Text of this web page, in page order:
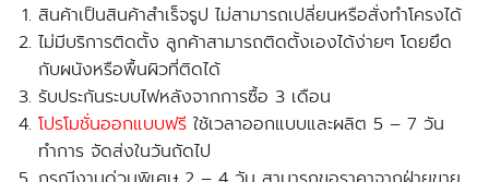
สินค้าเป็นสินค้าสำเร็จรูป ไม่สามารถเปลี่ยนหรือสั่งทำโครงได้
ไม่มีบริการติดตั้ง ลูกค้าสามารถติดตั้งเองได้ง่ายๆ โดยยึด
กับผนังหรือพื้นผิวที่ติดได้
รับประกันระบบไฟหลังจากการซื้อ 3 เดือน
โปรโมชั่นออกแบบฟรี ใช้เวลาออกแบบและผลิต 5 – 7 วัน
ทำการ จัดส่งในวันถัดไป